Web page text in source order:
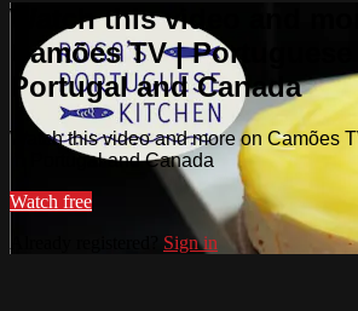
Watch this video and
Camões TV |
Portugal and Canada
Watch this video and more on Camões
in Portugal and Canada
Watch free
Sign in